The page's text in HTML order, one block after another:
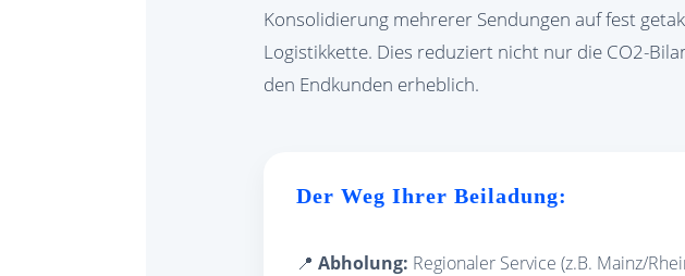
Konsolidierung mehrerer Sendungen auf fest
Logistikkette. Dies reduziert nicht nur die CO2-
den Endkunden erheblich.
Der Weg Ihrer Beiladung:
📍 Abholung: Regionaler Service (z.B. Mainz/